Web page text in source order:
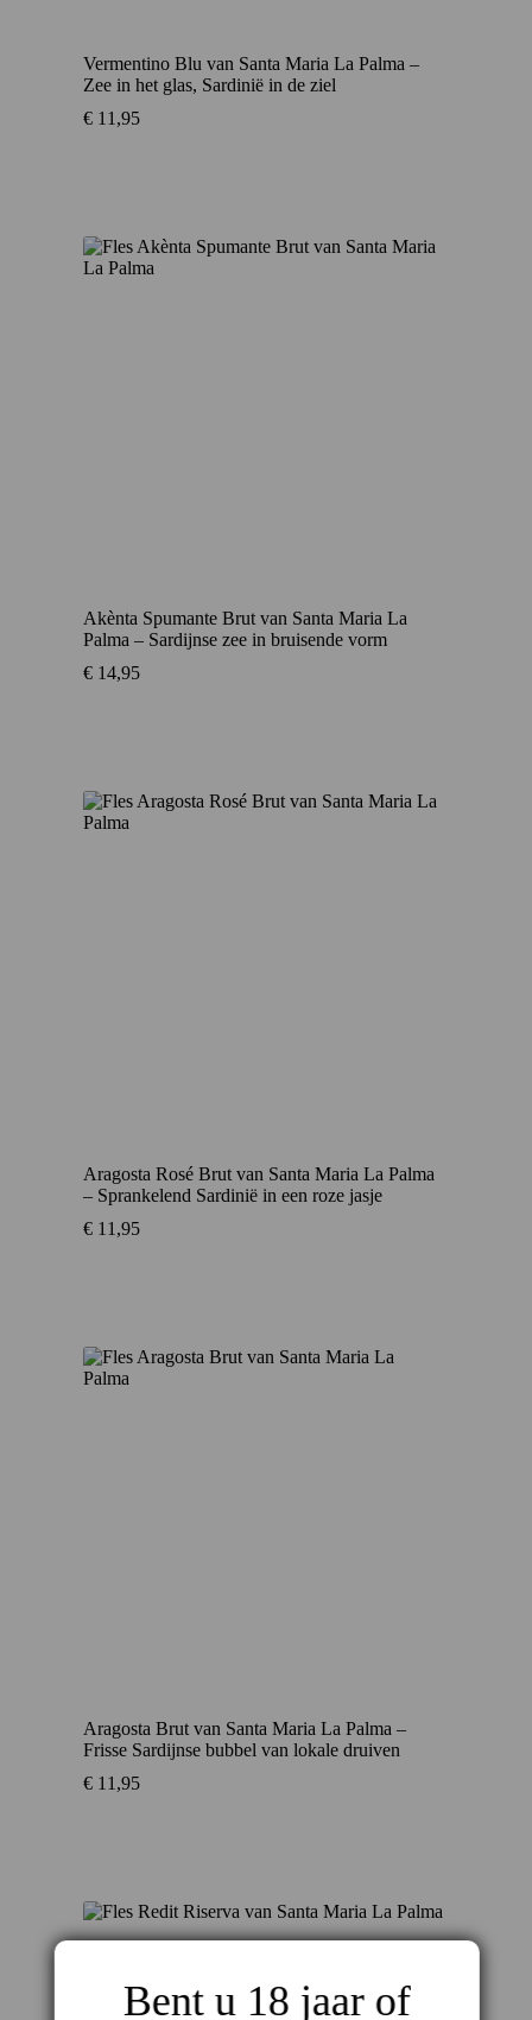
Vermentino Blu van Santa Maria La Palma –
Zee in het glas, Sardinië in de ziel
€ 11,95
Akènta Spumante Brut van Santa Maria La
Palma – Sardijnse zee in bruisende vorm
€ 14,95
Aragosta Rosé Brut van Santa Maria La Palma
– Sprankelend Sardinië in een roze jasje
€ 11,95
Aragosta Brut van Santa Maria La Palma –
Frisse Sardijnse bubbel van lokale druiven
€ 11,95
Bent u 18 jaar of